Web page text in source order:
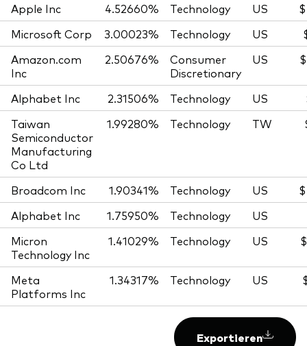
Apple Inc
4.52660% Technology US
Microsoft Corp
3.00023% Technology US
Amazon.com
Inc
2.50676%
Consumer
Discretionary
US
Alphabet Inc 2.31506% Technology US
Taiwan
Semiconductor
Manufacturing
Co Ltd
1.99280% Technology TW
Broadcom Inc 1.90341% Technology US
Alphabet Inc
1.75950% Technology
US
Micron
Technology Inc
1.41029% Technology US
Meta
Platforms Inc
1.34317% Technology US
Exportieren